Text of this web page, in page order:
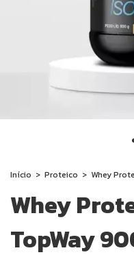
Início > Proteico > Whey
Whey
TopWay